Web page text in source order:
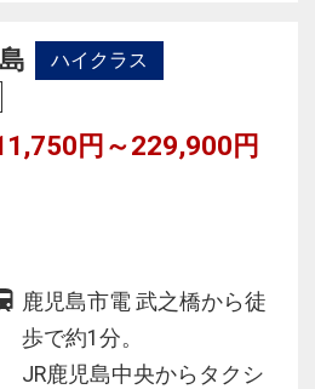
ハイクラス
円～229,900円
鹿児島市電 武之橋から徒
歩で約1分。
JR鹿児島中央からタクシ